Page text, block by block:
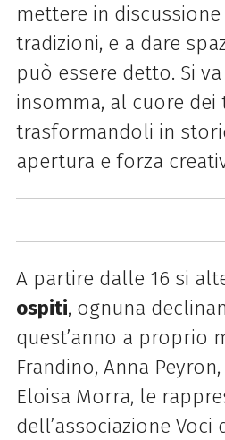
mettere in
tradizioni, e a dare
può essere detto. Si
insomma, al cuore dei
trasformandoli in
apertura e forza
A partire dalle 16 si
ospiti, ognuna
quest’anno a proprio
Frandino, Anna
Eloisa Morra, le
dell’associazione Voci